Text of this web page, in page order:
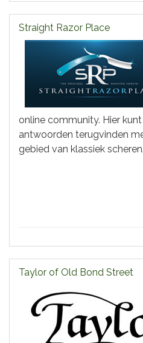
Straight Razor Place
online community. Hier
antwoorden terugvinden
gebied van klassiek scheren.
Taylor of Old Bond Street